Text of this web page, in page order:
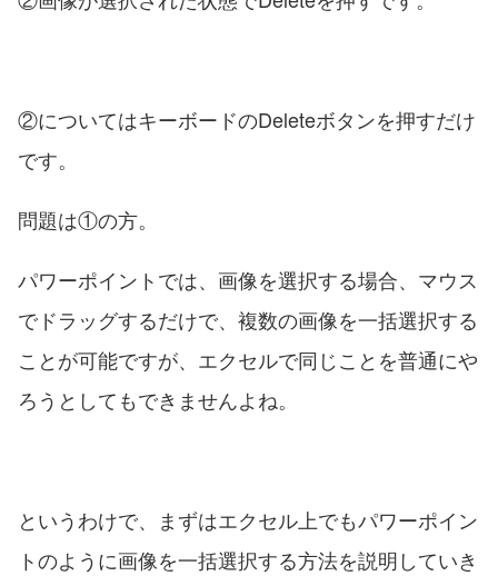
②についてはキーボードのDeleteボタンを押すだけ
です。
問題は①の方。
パワーポイントでは、画像を選択する場合、マウス
でドラッグするだけで、複数の画像を一括選択する
ことが可能ですが、エクセルで同じことを普通にや
ろうとしてもできませんよね。
というわけで、まずはエクセル上でもパワーポイン
トのように画像を一括選択する方法を説明していき